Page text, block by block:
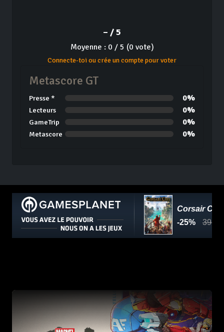
– / 5
Moyenne : 0 / 5 (0 vote)
Connecte-toi ou crée un compte pour voter
Metascore GT
Presse * 0%
Lecteurs 0%
GameTrip 0%
Metascore 0%